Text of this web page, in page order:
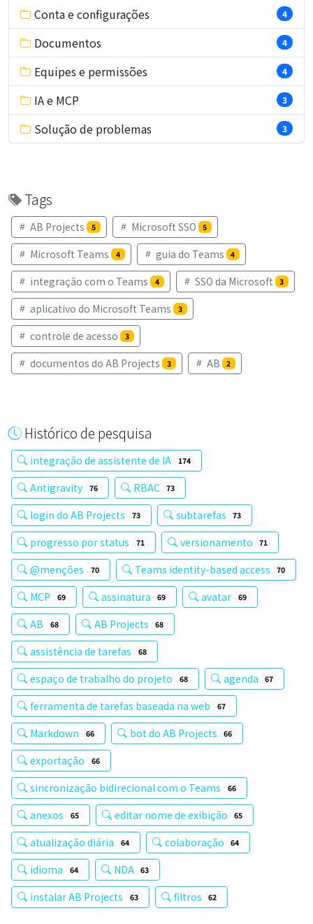
Conta e configurações 4
Documentos 4
Equipes e permissões 4
IA e MCP 3
Solução de problemas 3
Tags
AB Projects 5 Microsoft SSO 5
Microsoft Teams 4 guia do Teams 4
integração com o Teams 4 SSO da Microsoft 3
aplicativo do Microsoft Teams 3
controle de acesso 3
documentos do AB Projects 3 AB 2
Histórico de pesquisa
integração de assistente de IA 174
Antigravity 76 RBAC 73
login do AB Projects 73 subtarefas 73
progresso por status 71 versionamento 71
@menções 70 Teams identity-based access 70
MCP 69 assinatura 69 avatar 69
AB 68 AB Projects 68
assistência de tarefas 68
espaço de trabalho do projeto 68 agenda 67
ferramenta de tarefas baseada na web 67
Markdown 66 bot do AB Projects 66
exportação 66
sincronização bidirecional com o Teams 66
anexos 65 editar nome de exibição 65
atualização diária 64 colaboração 64
idioma 64 NDA 63
instalar AB Projects 63 filtros 62